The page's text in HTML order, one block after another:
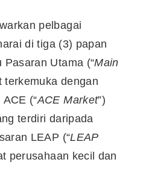
pelbagai
di tiga (3) papan
Utama (“Main
terkemuka dengan
(“ACE Market”)
terdiri daripada
LEAP (“LEAP
perusahaan kecil dan